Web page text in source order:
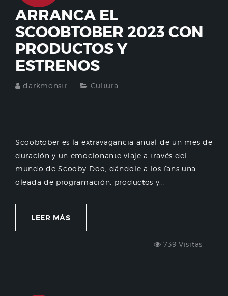
ARRANCA EL
SCOOBTOBER 2023 CON
PRODUCTOS Y
ESTRENOS
darkmonstr Cultura
Scoobtober es la extravagancia anual de un mes de
duración y un emocionante viaje a través del
mundo de Scooby-Doo, dándole a los fans una
oleada de programación, productos y...
LEER MÁS
739 Visitas